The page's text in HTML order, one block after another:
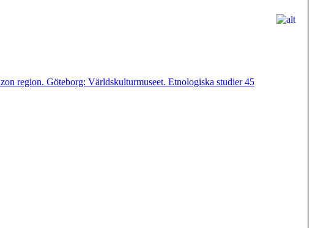
region. Göteborg: Världskulturmuseet. Etnologiska studier 45